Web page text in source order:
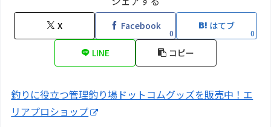
X Facebook
0
はてブ
0
LINE コピー
釣りに役立つ管理釣り場ドットコムグッズを販売中！エ
リアプロショップ